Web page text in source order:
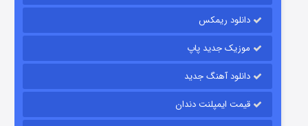
قسمتدانلود ریمکس
موزیک جدید پاپ
دانلود آهنگ جدید
قیمت ایمپلنت دندان